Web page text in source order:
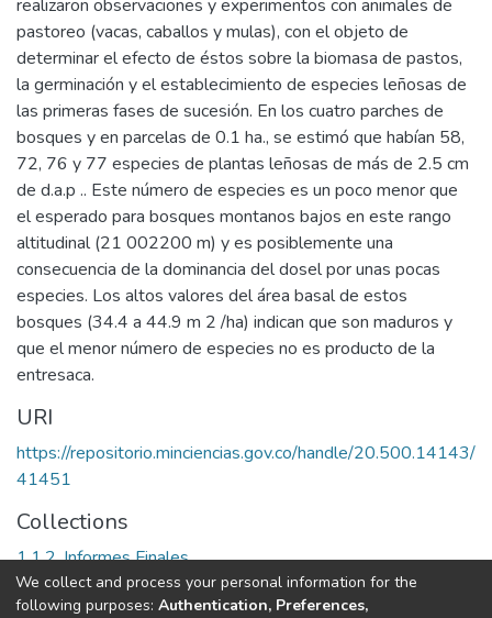
realizaron observaciones y experimentos con animales de
pastoreo (vacas, caballos y mulas), con el objeto de
determinar el efecto de éstos sobre la biomasa de pastos,
la germinación y el establecimiento de especies leñosas de
las primeras fases de sucesión. En los cuatro parches de
bosques y en parcelas de 0.1 ha., se estimó que habían 58,
72, 76 y 77 especies de plantas leñosas de más de 2.5 cm
de d.a.p .. Este número de especies es un poco menor que
el esperado para bosques montanos bajos en este rango
altitudinal (21 002200 m) y es posiblemente una
consecuencia de la dominancia del dosel por unas pocas
especies. Los altos valores del área basal de estos
bosques (34.4 a 44.9 m 2 /ha) indican que son maduros y
que el menor número de especies no es producto de la
entresaca.
URI
https://repositorio.minciencias.gov.co/handle/20.500.14143/
41451
Collections
1.1.2. Informes Finales
Full item page
We collect and process your personal information for the
following purposes: Authentication, Preferences,